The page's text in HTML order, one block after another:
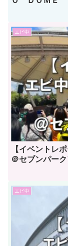
エビ中
【イベントレ
＠セブンパー
エビ中